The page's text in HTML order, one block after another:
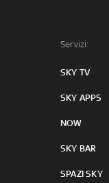
Servizi:
SKY TV
SKY APPS
NOW
SKY BAR
SPAZI SKY